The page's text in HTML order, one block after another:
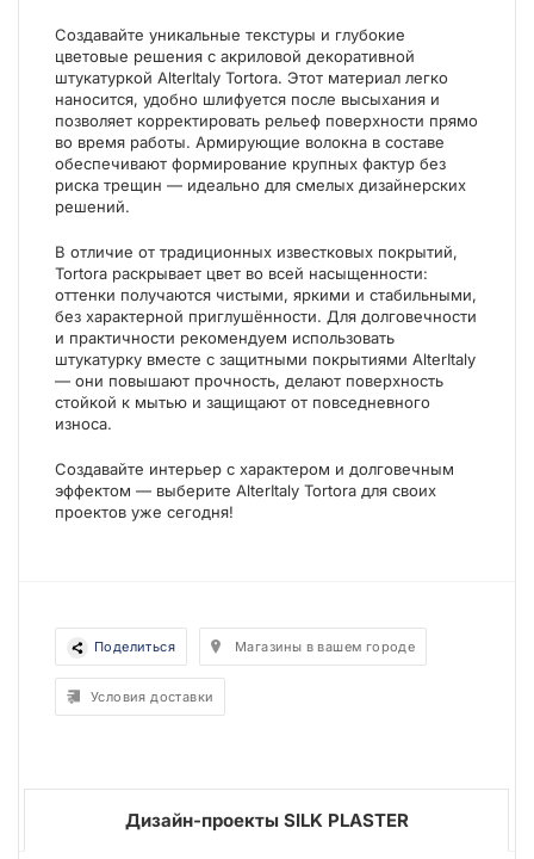
Создавайте уникальные текстуры и глубокие
цветовые решения с акриловой декоративной
штукатуркой AlterItaly Tortora. Этот материал легко
наносится, удобно шлифуется после высыхания и
позволяет корректировать рельеф поверхности прямо
во время работы. Армирующие волокна в составе
обеспечивают формирование крупных фактур без
риска трещин — идеально для смелых дизайнерских
решений.
В отличие от традиционных известковых покрытий,
Tortora раскрывает цвет во всей насыщенности:
оттенки получаются чистыми, яркими и стабильными,
без характерной приглушённости. Для долговечности
и практичности рекомендуем использовать
штукатурку вместе с защитными покрытиями AlterItaly
— они повышают прочность, делают поверхность
стойкой к мытью и защищают от повседневного
износа.
Создавайте интерьер с характером и долговечным
эффектом — выберите AlterItaly Tortora для своих
проектов уже сегодня!
Поделиться Магазины в вашем городе
Условия доставки
Дизайн-проекты SILK PLASTER